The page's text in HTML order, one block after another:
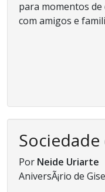
para momentos de
com amigos e
Por Neide Uriarte
AniversÃ¡rio de